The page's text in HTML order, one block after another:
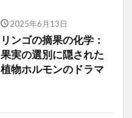
2025年6月13日
リンゴの摘果の化学：
果実の選別に隠された
植物ホルモンのドラマ